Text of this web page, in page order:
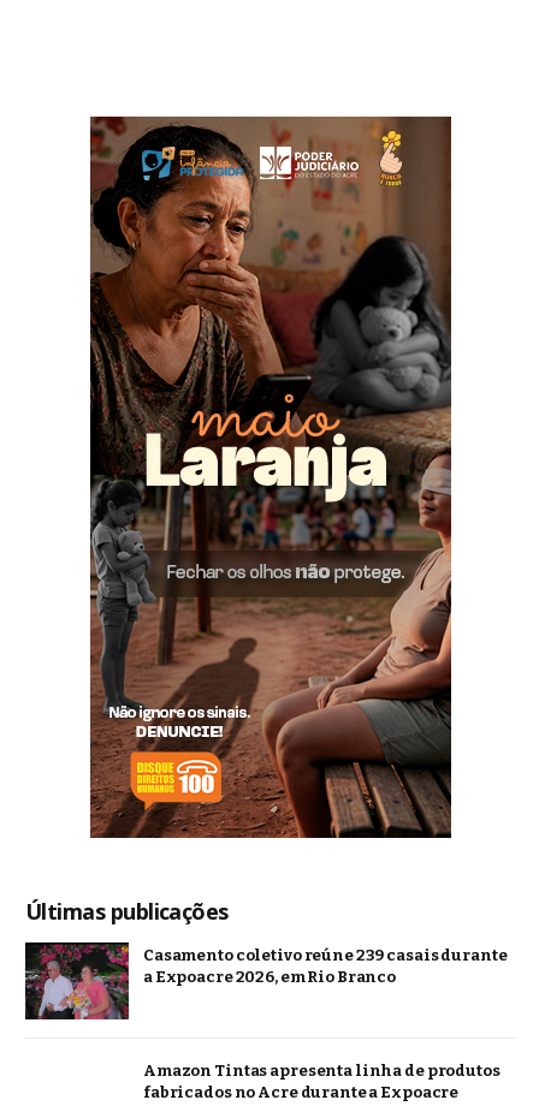
Últimas publicações
Casamento coletivo reúne 239 casais durante
a Expoacre 2026, em Rio Branco
Amazon Tintas apresenta linha de produtos
fabricados no Acre durante a Expoacre